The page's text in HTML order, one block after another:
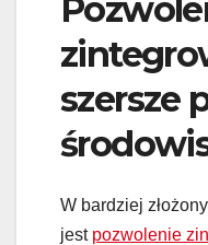
szersze
W bardziej
jest pozwolenie